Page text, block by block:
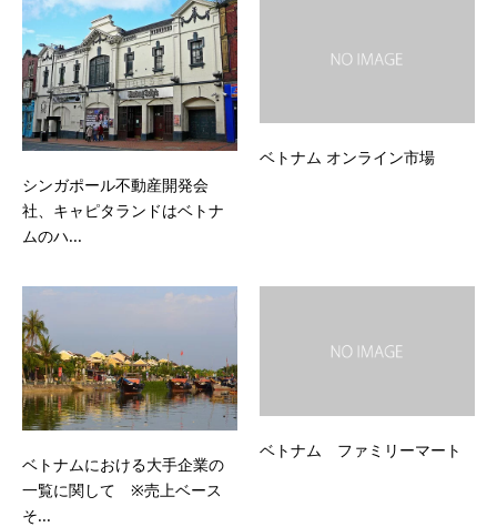
シンガポール不動産開発会
社、キャピタランドはベトナ
ムのハ...
ベトナム オンライン市場
ベトナムにおける大手企業の
一覧に関して ※売上ベース
そ...
ベトナム ファミリーマート